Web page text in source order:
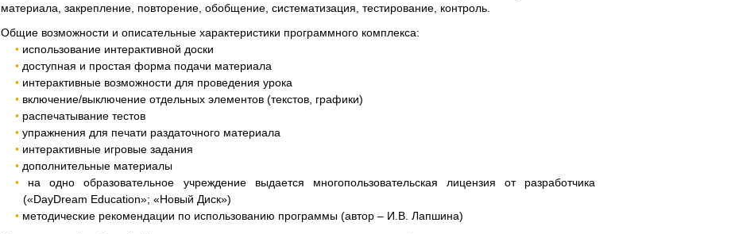
материала, закрепление, повторение, обобщение, систематизация, тестирование, контроль.
Общие возможности и описательные характеристики программного комплекса:
использование интерактивной доски
доступная и простая форма подачи материала
интерактивные возможности для проведения урока
включение/выключение отдельных элементов (текстов, графики)
распечатывание тестов
упражнения для печати раздаточного материала
интерактивные игровые задания
дополнительные материалы
на одно образовательное учреждение выдается многопользовательская лицензия от разработчика
(«DayDream Education»; «Новый Диск»)
методические рекомендации по использованию программы (автор – И.В. Лапшина)